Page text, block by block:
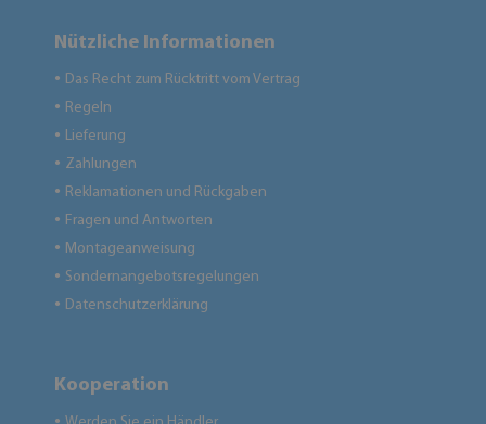
Nützliche Informationen
● Das Recht zum Rücktritt vom Vertrag
● Regeln
● Lieferung
● Zahlungen
● Reklamationen und Rückgaben
● Fragen und Antworten
● Montageanweisung
● Sondernangebotsregelungen
● Datenschutzerklärung
Kooperation
●